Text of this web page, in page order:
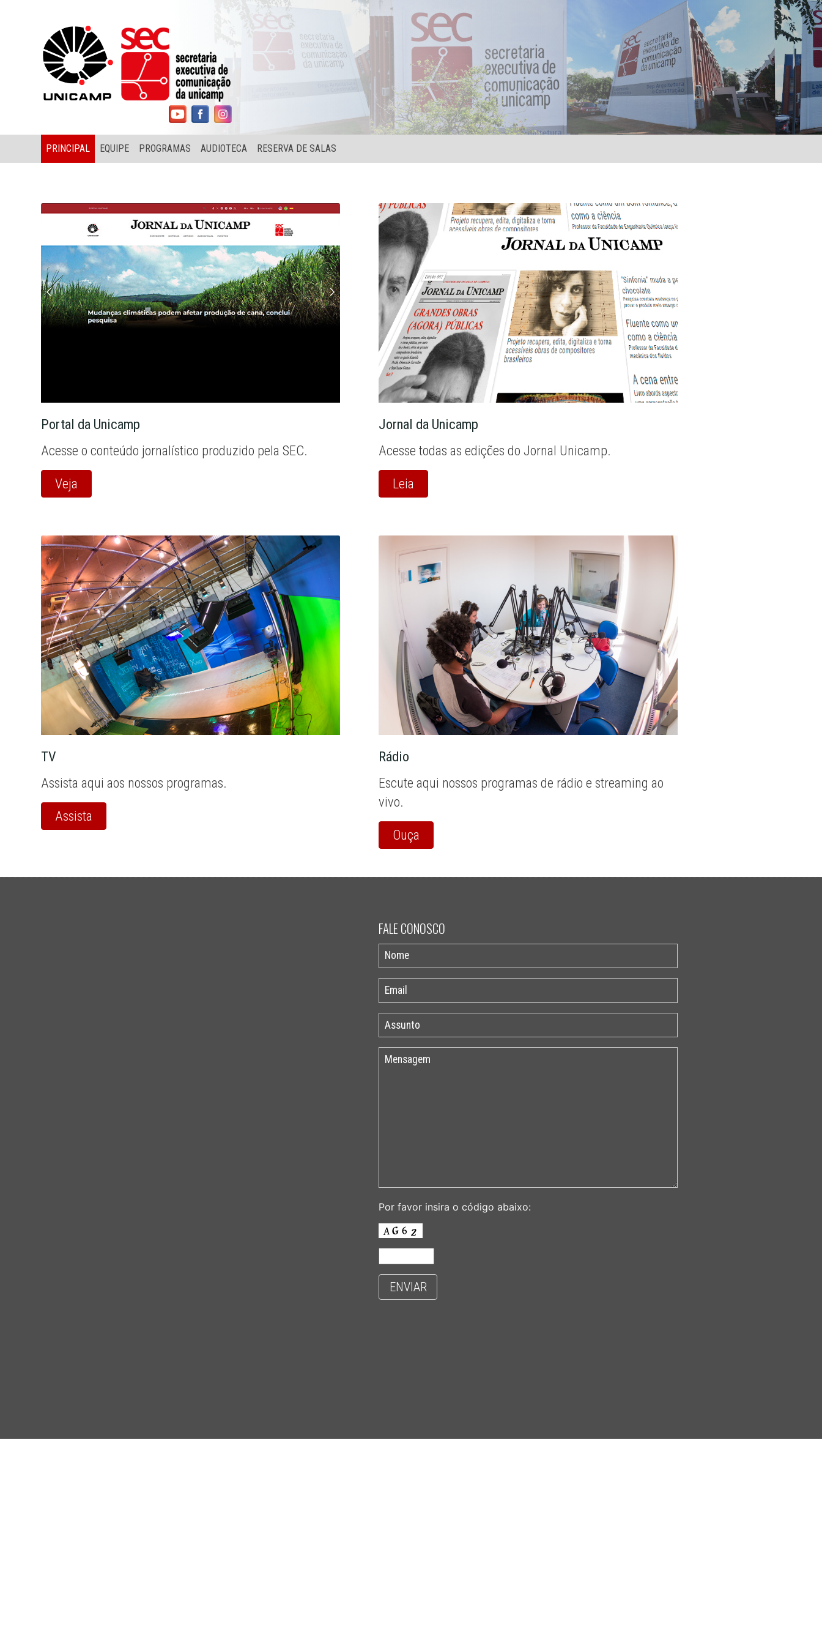
PRINCIPAL EQUIPE PROGRAMAS AUDIOTECA RESERVA DE SALAS
Portal da Unicamp
Acesse o conteúdo jornalístico produzido pela SEC.
Veja
Jornal da Unicamp
Acesse todas as edições do Jornal Unicamp.
Leia
TV
Assista aqui aos nossos programas.
Assista
Rádio
Escute aqui nossos programas de rádio e streaming ao
vivo.
Ouça
FALE CONOSCO
Por favor insira o código abaixo:
ENVIAR